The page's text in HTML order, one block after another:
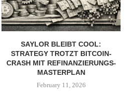
SAYLOR BLEIBT COOL:
STRATEGY TROTZT BITCOIN-
CRASH MIT REFINANZIERUNGS-
MASTERPLAN
February 11, 2026